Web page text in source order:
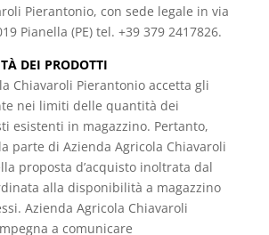
Pierantonio, con sede legale in via
Pianella (PE) tel. +39 379 2417826.
DEI PRODOTTI
Chiavaroli Pierantonio accetta gli
nei limiti delle quantità dei
esistenti in magazzino. Pertanto,
parte di Azienda Agricola Chiavaroli
proposta d’acquisto inoltrata dal
alla disponibilità a magazzino
Azienda Agricola Chiavaroli
a comunicare